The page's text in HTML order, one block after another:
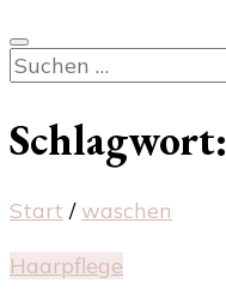
Suchen
nach:
Schlagwort:
Start / waschen
Haarpflege